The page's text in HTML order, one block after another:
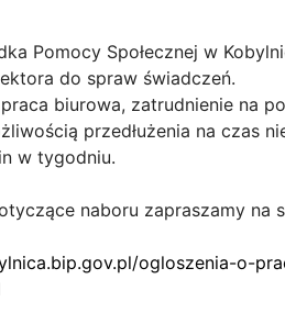
Pomocy Społecznej w
do spraw świadczeń.
biurowa, zatrudnienie na
przedłużenia na czas
w tygodniu.
naboru zapraszamy
ogloszenia-o-